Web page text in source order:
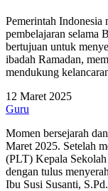
Pemerintah Indonesia
pembelajaran selama
bertujuan untuk
ibadah Ramadan,
mendukung
12 Maret 2025
Guru
Momen bersejarah
Maret 2025. Setelah
(PLT) Kepala
dengan tulus
Ibu Susi Susanti,